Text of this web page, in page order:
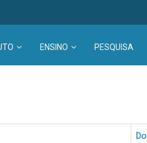
ENSINO PESQUISA